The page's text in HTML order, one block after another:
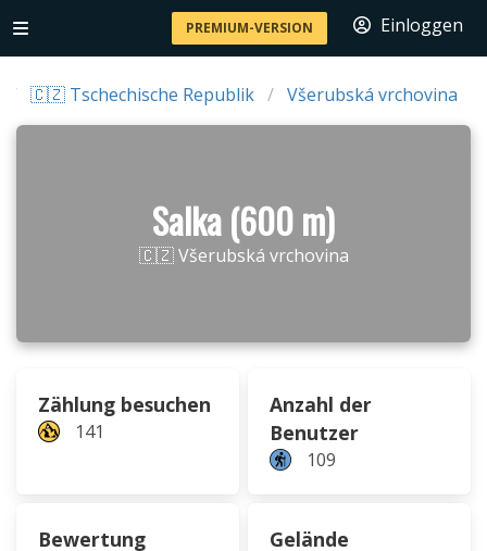
PREMIUM-VERSION Einloggen
🇨🇿 Tschechische Republik Všerubská vrchovina
Salka (600 m)
🇨🇿 Všerubská vrchovina
Zählung besuchen
141
Anzahl der
Benutzer
109
Bewertung Gelände